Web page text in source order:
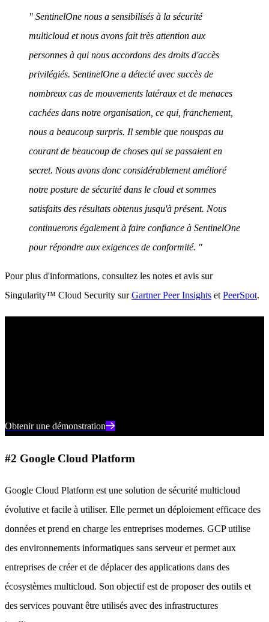
" SentinelOne nous a sensibilisés à la sécurité
multicloud et nous avons fait très attention aux
personnes à qui nous accordons des droits d'accès
privilégiés. SentinelOne a détecté avec succès de
nombreux cas de mouvements latéraux et de menaces
cachées dans notre organisation, ce qui, franchement,
nous a beaucoup surpris. Il semble que nouspas au
courant de beaucoup de choses qui se passaient en
secret. Nous avons donc considérablement amélioré
notre posture de sécurité dans le cloud et sommes
satisfaits des résultats obtenus jusqu'à présent. Nous
continuerons également à faire confiance à SentinelOne
pour répondre aux exigences de conformité. "
Pour plus d'informations, consultez les notes et avis sur
Singularity™ Cloud Security surGartner Peer Insights et PeerSpot.
Obtenir une démonstration
#2 Google Cloud Platform
Google Cloud Platform est une solution de sécurité multicloud
évolutive et facile à utiliser. Elle permet un déploiement efficace des
données et prend en charge les entreprises modernes. GCP utilise
des environnements informatiques sans serveur et permet aux
entreprises de créer et de déplacer des applications dans des
écosystèmes multicloud. Son objectif est de proposer des outils et
des services pouvant être utilisés avec des infrastructures